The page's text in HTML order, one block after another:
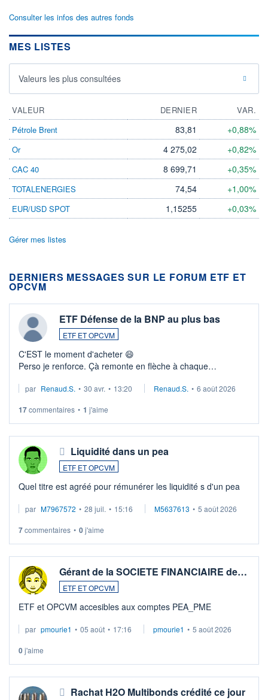
Consulter les infos des autres fonds
MES LISTES
Valeurs les plus consultées
VALEUR DERNIER
VAR.
Pétrole Brent
83,81 +0,88%
Or 4 275,02 +0,82%
CAC 40 8 699,71 +0,35%
TOTALENERGIES 74,54 +1,00%
EUR/USD SPOT 1,15255 +0,03%
Gérer mes listes
DERNIERS MESSAGES SUR LE FORUM ETF ET
OPCVM
ETF Défense de la BNP au plus bas
ETF ET OPCVM
C'EST le moment d'acheter 😄​
Perso je renforce. Çà remonte en flèche à chaque
Investissement long terme tip top pour sa retraite.
par Renaud.S. • 30 avr. • 13:20 Renaud.S. • 6 août 2026
17commentaires • 1 j'aime
Liquidité dans un pea
ETF ET OPCVM
Quel titre est agréé pour rémunérer les liquidité s d'un pea
par M7967572 • 28 juil. • 15:16 M5637613 • 5 août 2026
7commentaires • 0j'aime
Gérant de la SOCIETE FINANCIAIRE de…
ETF ET OPCVM
ETF et OPCVM accesibles aux comptes PEA_PME
par pmourie1 • 05 août • 17:16 pmourie1 • 5 août 2026
0j'aime
Rachat H2O Multibonds crédité ce jour